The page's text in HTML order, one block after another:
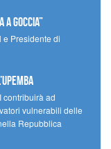
A GOCCIA”
Presidente di
contribuirà ad
vulnerabili delle
Repubblica